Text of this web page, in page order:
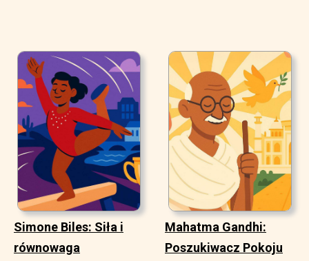
Simone Biles: Siła i
równowaga
Mahatma Gandhi:
Poszukiwacz Pokoju